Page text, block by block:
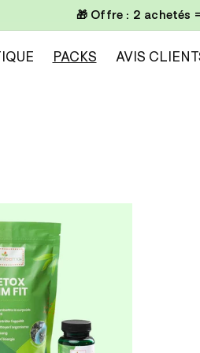
🎁 Offre : 2 achetés
PACKS AVIS